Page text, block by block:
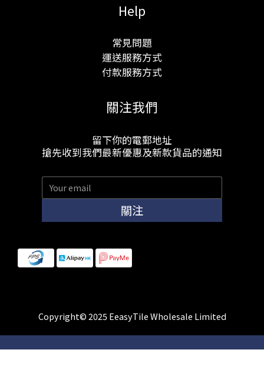
Help
常見問題
運送服務方式
付款服務方式
關注我們
留下你的電郵地址
搶先收到我們最新優惠及新款貨品的通知
關注
Copyright© 2025 EeasyTile Wholesale Limited